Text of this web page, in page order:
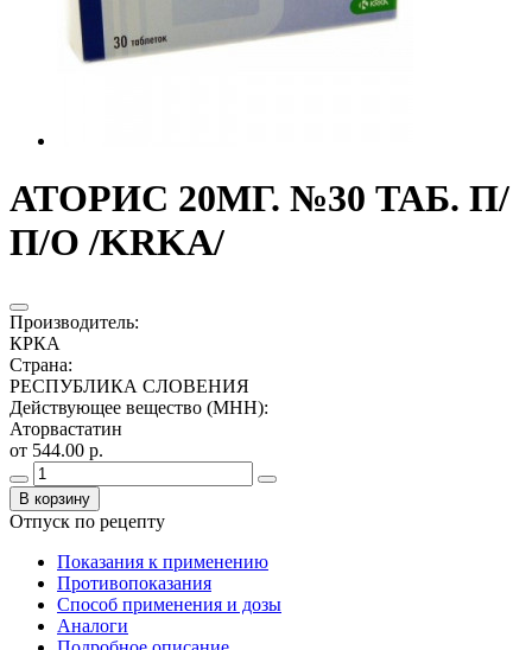
АТОРИС 20МГ. №30 ТАБ. П/
П/О /KRKA/
Производитель:
КРКА
Страна:
РЕСПУБЛИКА СЛОВЕНИЯ
Действующее вещество (МНН):
Аторвастатин
от 544.00 р.
В корзину
Отпуск по рецепту
Показания к применению
Противопоказания
Способ применения и дозы
Аналоги